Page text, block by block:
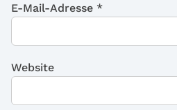
E-Mail-Adresse *
Website